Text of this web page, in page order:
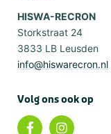
HISWA-RECRON
Storkstraat 24
3833 LB Leusden
info@hiswarecron.nl
Volg ons ook op